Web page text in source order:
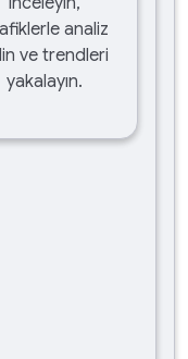
analiz
ve trendleri
yakalayın.